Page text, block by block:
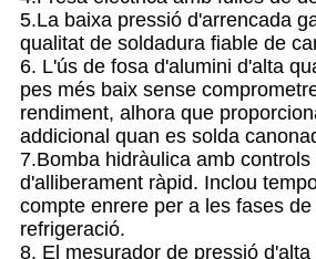
5.La baixa pressió d'arrencada
qualitat de soldadura fiable de
6. L'ús de fosa d'alumini d'alta
pes més baix sense
rendiment, alhora que
addicional quan es solda
7.Bomba hidràulica amb
d'alliberament ràpid. Inclou
compte enrere per a les fases
refrigeració.
8. El mesurador de pressió